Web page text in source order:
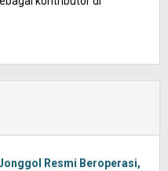
Resmi Beroperasi,